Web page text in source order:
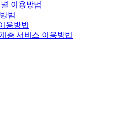
이용방법
법
용방법
층 서비스 이용방법